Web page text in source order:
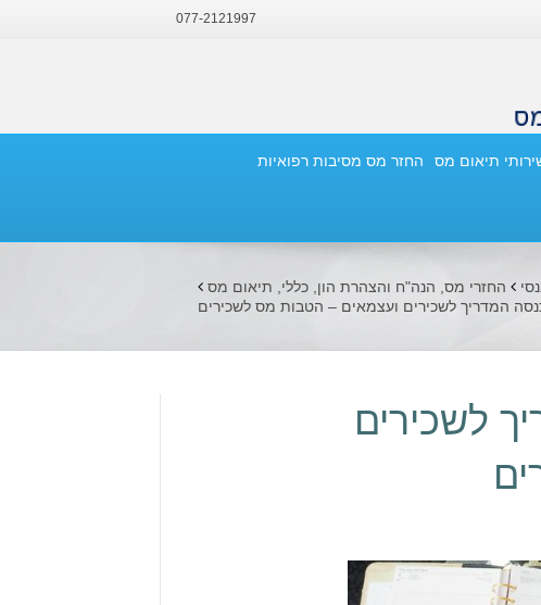
077-2121997
תיאום מס החזר מס מסיבות רפואיות
החזרי מס הנה"ח והצהרת הון כללי
תיאום מס
המדריך לשכירים ועצמאים – הטבות מס לשכירים
לשכירים